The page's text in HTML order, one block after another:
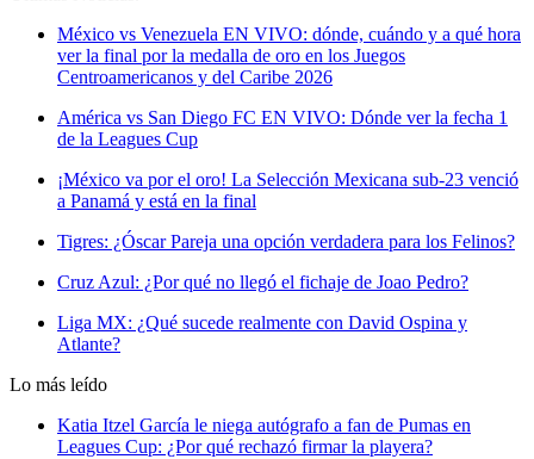
México vs Venezuela EN VIVO: dónde, cuándo y a qué hora
ver la final por la medalla de oro en los Juegos
Centroamericanos y del Caribe 2026
América vs San Diego FC EN VIVO: Dónde ver la fecha 1
de la Leagues Cup
¡México va por el oro! La Selección Mexicana sub-23 venció
a Panamá y está en la final
Tigres: ¿Óscar Pareja una opción verdadera para los Felinos?
Cruz Azul: ¿Por qué no llegó el fichaje de Joao Pedro?
Liga MX: ¿Qué sucede realmente con David Ospina y
Atlante?
Lo más leído
Katia Itzel García le niega autógrafo a fan de Pumas en
Leagues Cup: ¿Por qué rechazó firmar la playera?